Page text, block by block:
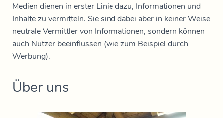
Medien dienen in erster Linie dazu, Informationen und
Inhalte zu vermitteln. Sie sind dabei aber in keiner Weise
neutrale Vermittler von Informationen, sondern können
auch Nutzer beeinflussen (wie zum Beispiel durch
Werbung).
Über uns